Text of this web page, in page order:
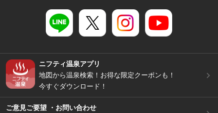
ニフティ温泉アプリ
地図から温泉検索！お得な限定クーポンも！
今すぐダウンロード！
ご意見ご要望 ・お問い合わせ